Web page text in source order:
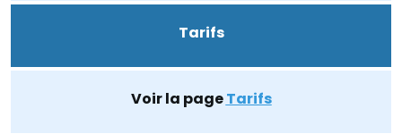
Tarifs
Voir la pageTarifs